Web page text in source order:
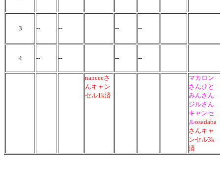
3 -- -- -- --
4 -- -- -- --
nanceeさ
んキャン
セル1k済
マカロン
さんひと
みんさん
ジルさん
キャンセ
ルosadaba
さんキャ
ンセル3k
済